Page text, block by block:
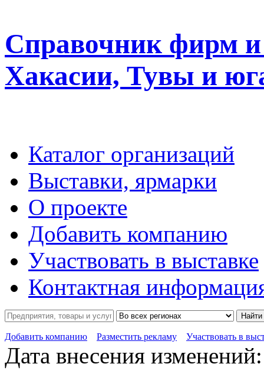
Справочник фирм и
Хакасии, Тувы и
Каталог организаций
Выставки, ярмарки
О проекте
Добавить компанию
Участвовать в выставке
Контактная
Найти
Добавить компанию Разместить рекламу Участвовать в
Дата внесения